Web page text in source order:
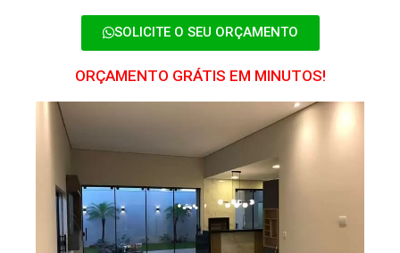
SOLICITE O SEU ORÇAMENTO
ORÇAMENTO GRÁTIS EM MINUTOS!